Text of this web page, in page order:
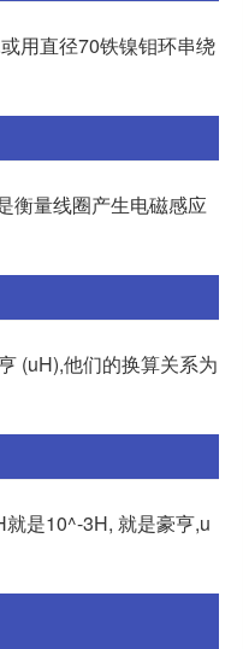
用直径70铁镍钼环串绕
衡量线圈产生电磁感应
(uH),他们的换算关系为
是10^-3H, 就是豪亨,u